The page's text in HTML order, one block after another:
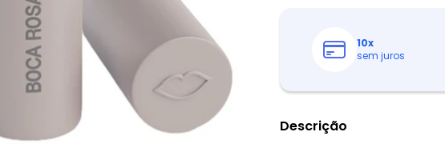
10x
sem juros
Descrição